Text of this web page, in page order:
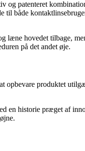
og patenteret
til både
læne hovedet tilbage,
på det andet øje.
opbevare produktet
en historie præget af